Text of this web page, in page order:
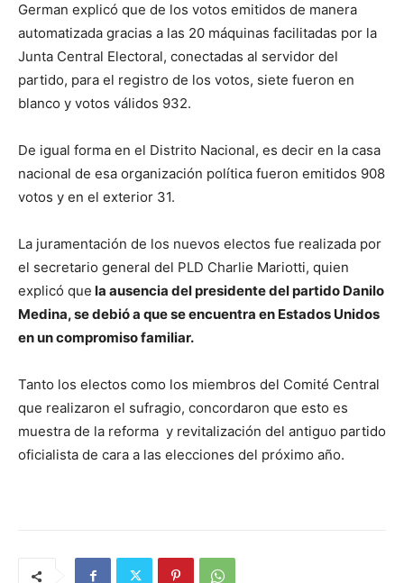
German explicó que de los votos emitidos de manera
automatizada gracias a las 20 máquinas facilitadas por la
Junta Central Electoral, conectadas al servidor del
partido, para el registro de los votos, siete fueron en
blanco y votos válidos 932.
De igual forma en el Distrito Nacional, es decir en la casa
nacional de esa organización política fueron emitidos 908
votos y en el exterior 31.
La juramentación de los nuevos electos fue realizada por
el secretario general del PLD Charlie Mariotti, quien
explicó que la ausencia del presidente del partido Danilo
Medina, se debió a que se encuentra en Estados Unidos
en un compromiso familiar.
Tanto los electos como los miembros del Comité Central
que realizaron el sufragio, concordaron que esto es
muestra de la reforma y revitalización del antiguo partido
oficialista de cara a las elecciones del próximo año.